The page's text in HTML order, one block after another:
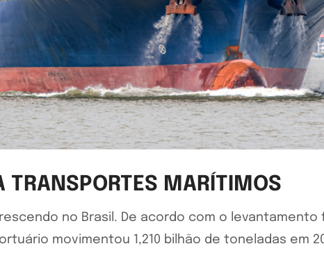
TRANSPORTES MARÍTIMOS
no Brasil. De acordo com o levantamento
movimentou 1,210 bilhão de toneladas em